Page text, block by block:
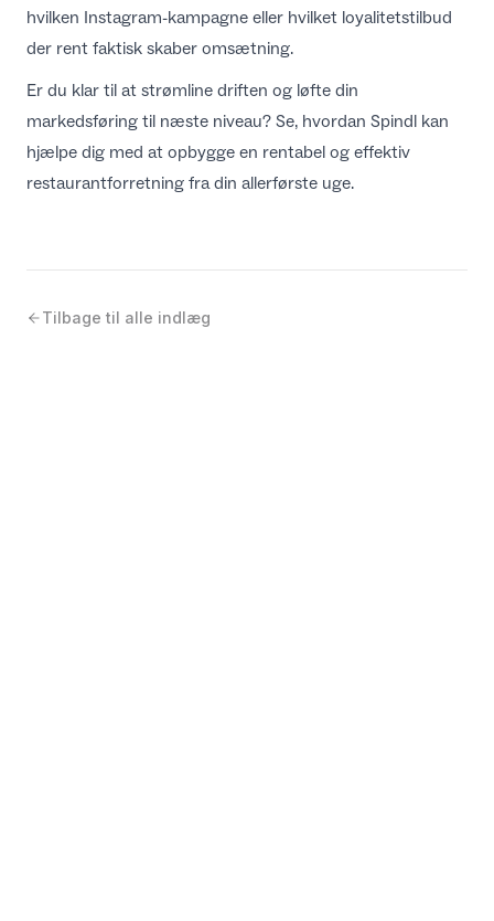
hvilken Instagram-kampagne eller hvilket loyalitetstilbud
der rent faktisk skaber omsætning.
Er du klar til at strømline driften og løfte din
markedsføring til næste niveau? Se, hvordan Spindl kan
hjælpe dig med at opbygge en rentabel og effektiv
restaurantforretning fra din allerførste uge.
Tilbage til alle indlæg